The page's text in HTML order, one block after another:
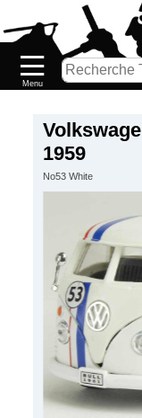
1959
No53 White
Nouveautés
Catalogue/Stock
PETITS
PRIX
Seconde